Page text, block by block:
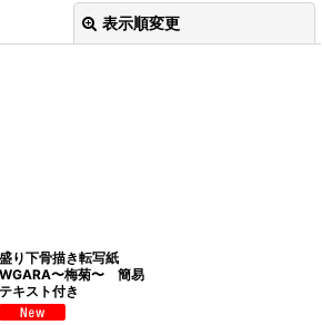
表示順変更
盛り下骨描き転写紙
WGARA〜梅菊〜 簡易
テキスト付き